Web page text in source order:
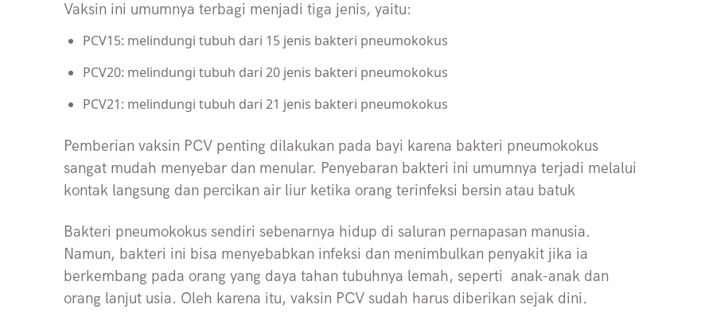
Vaksin ini umumnya terbagi menjadi tiga jenis, yaitu:
PCV15: melindungi tubuh dari 15 jenis bakteri pneumokokus
PCV20: melindungi tubuh dari 20 jenis bakteri pneumokokus
PCV21: melindungi tubuh dari 21 jenis bakteri pneumokokus
Pemberian vaksin PCV penting dilakukan pada bayi karena bakteri pneumokokus
sangat mudah menyebar dan menular. Penyebaran bakteri ini umumnya terjadi melalui
kontak langsung dan percikan air liur ketika orang terinfeksi bersin atau batuk
Bakteri pneumokokus sendiri sebenarnya hidup di saluran pernapasan manusia.
Namun, bakteri ini bisa menyebabkan infeksi dan menimbulkan penyakit jika ia
berkembang pada orang yang daya tahan tubuhnya lemah, seperti anak-anak dan
orang lanjut usia. Oleh karena itu, vaksin PCV sudah harus diberikan sejak dini.